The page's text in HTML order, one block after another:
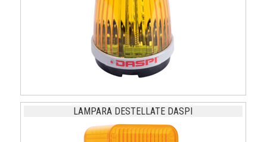
LAMPARA DESTELLATE DASPI